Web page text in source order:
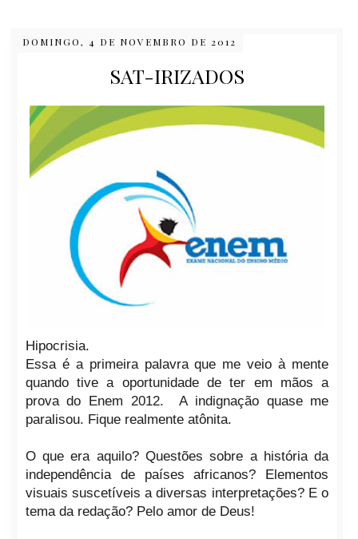
DOMINGO, 4 DE NOVEMBRO DE 2012
SAT-IRIZADOS
Hipocrisia.
Essa é a primeira palavra que me veio à mente
quando tive a oportunidade de ter em mãos a
prova do Enem 2012.A indignação quase me
paralisou. Fique realmente atônita.
O que era aquilo? Questões sobre a história da
independência de países africanos? Elementos
visuais suscetíveis a diversas interpretações? E o
tema da redação? Pelo amor de Deus!